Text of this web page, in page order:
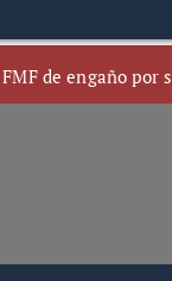
de engaño por